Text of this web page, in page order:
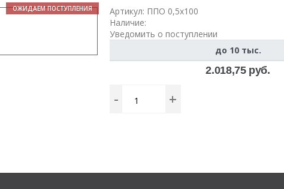
ОЖИДАЕМ ПОСТУПЛЕНИЯ Артикул: ППО 0,5х100
Наличие:
Уведомить о поступлении
до 10 тыс.
2.018,75 руб.
- +